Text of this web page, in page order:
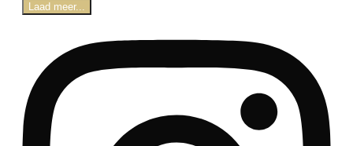
Laad meer...